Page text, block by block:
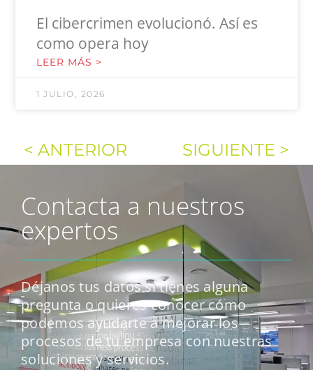
El cibercrimen evolucionó. Así es
como opera hoy
LEER MÁS >
1 JULIO, 2026
< ANTERIOR SIGUIENTE >
Contacta a nuestros
expertos
Déjanos tus datos si tienes alguna
pregunta o quieres conocer cómo
podemos ayudarte a mejorar los
procesos de tu empresa con nuestras
soluciones y servicios.